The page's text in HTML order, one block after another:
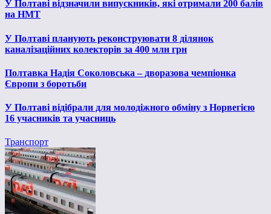
У Полтаві відзначили випускників, які отримали 200 балів
на НМТ
У Полтаві планують реконструювати 8 ділянок
каналізаційних колекторів за 400 млн грн
Полтавка Надія Соколовська – дворазова чемпіонка
Європи з боротьби
У Полтаві відібрали для молодіжного обміну з Норвегією
16 учасників та учасниць
Транспорт